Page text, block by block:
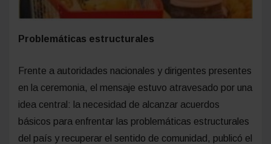
Problemáticas estructurales
Frente a autoridades nacionales y dirigentes presentes
en la ceremonia, el mensaje estuvo atravesado por una
idea central: la necesidad de alcanzar acuerdos
básicos para enfrentar las problemáticas estructurales
del país y recuperar el sentido de comunidad, publicó el